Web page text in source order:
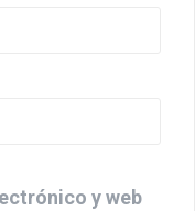
y web